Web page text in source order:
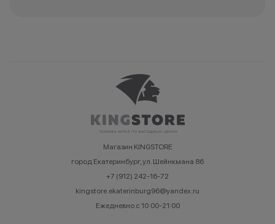
Магазин KINGSTORE
город Екатеринбург, ул. Шейнкмана 86
+7 (912) 242-16-72
kingstore.ekaterinburg96@yandex.ru
Ежедневно с 10:00-21:00